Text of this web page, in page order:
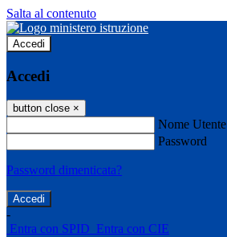
Salta al contenuto
Accedi
Accedi
button close ×
Nome Utente
Password
Password dimenticata?
-
Entra con SPID Entra con CIE